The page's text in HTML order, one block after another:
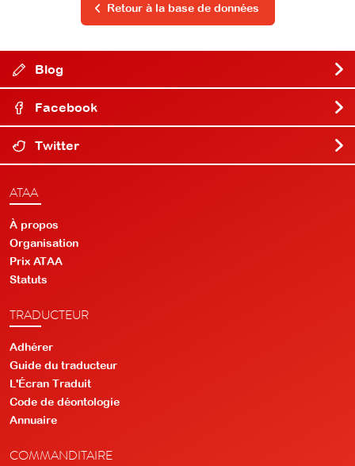
Retour à la base de données
Blog
Facebook
Twitter
ATAA
À propos
Organisation
Prix ATAA
Statuts
TRADUCTEUR
Adhérer
Guide du traducteur
L'Écran Traduit
Code de déontologie
Annuaire
COMMANDITAIRE